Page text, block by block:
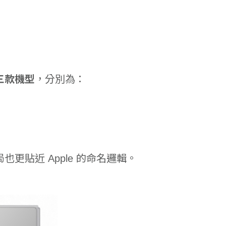
款機型 ，分別為：
更貼近 Apple 的命名邏輯。